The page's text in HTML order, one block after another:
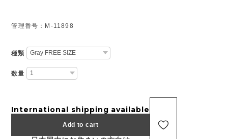
管理番号：M-11898
種類
数量
International shipping available
Add to cart